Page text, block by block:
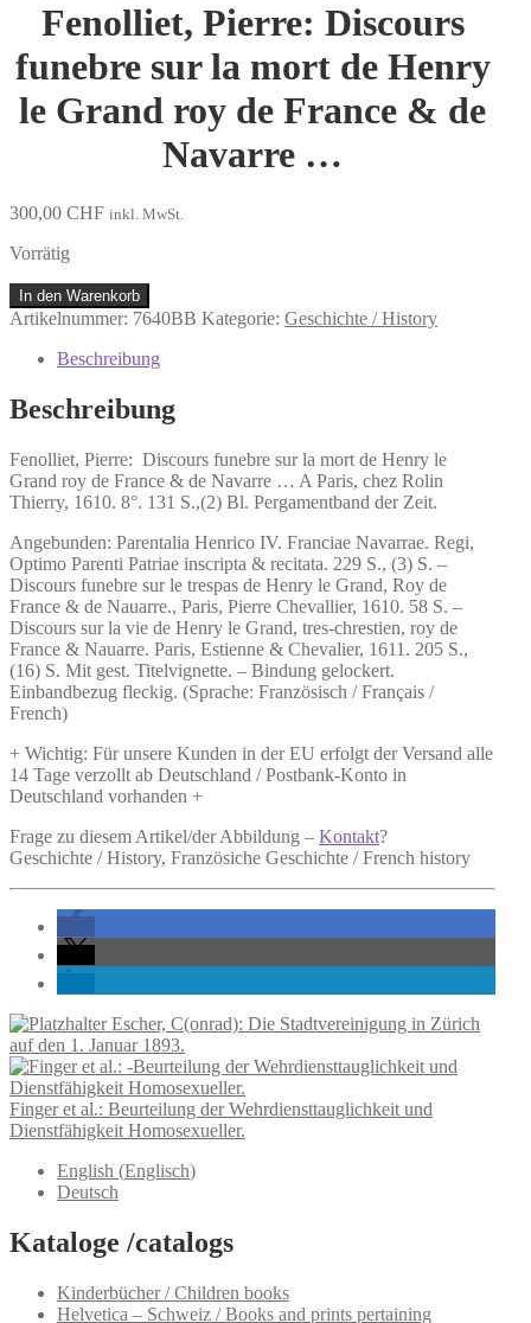
Fenolliet, Pierre: Discours
funebre sur la mort de Henry
le Grand roy de France & de
Navarre …
300,00 CHF inkl. MwSt.
Vorrätig
Fenolliet,
Pierre:
funebre
la
mort
Henry
le
Grand
de
France
&
de
Navarre
...
Menge
In den Warenkorb
Artikelnummer: 7640BB Kategorie: Geschichte / History
Beschreibung
Beschreibung
Fenolliet, Pierre: Discours funebre sur la mort de Henry le
Grand roy de France & de Navarre … A Paris, chez Rolin
Thierry, 1610. 8°. 131 S.,(2) Bl. Pergamentband der Zeit.
Angebunden: Parentalia Henrico IV. Franciae Navarrae. Regi,
Optimo Parenti Patriae inscripta & recitata. 229 S., (3) S. –
Discours funebre sur le trespas de Henry le Grand, Roy de
France & de Nauarre., Paris, Pierre Chevallier, 1610. 58 S. –
Discours sur la vie de Henry le Grand, tres-chrestien, roy de
France & Nauarre. Paris, Estienne & Chevalier, 1611. 205 S.,
(16) S. Mit gest. Titelvignette. – Bindung gelockert.
Einbandbezug fleckig. (Sprache: Französisch / Français /
French)
+ Wichtig: Für unsere Kunden in der EU erfolgt der Versand alle
14 Tage verzollt ab Deutschland / Postbank-Konto in
Deutschland vorhanden +
Frage zu diesem Artikel/der Abbildung – Kontakt?
Geschichte / History, Französiche Geschichte / French history
Escher, C(onrad): Die Stadtvereinigung in Zürich
auf den 1. Januar 1893.
Finger et al.: Beurteilung der Wehrdiensttauglichkeit und
Dienstfähigkeit Homosexueller.
English (Englisch)
Deutsch
Kataloge /catalogs
Kinderbücher / Children books
Helvetica – Schweiz / Books and prints pertaining